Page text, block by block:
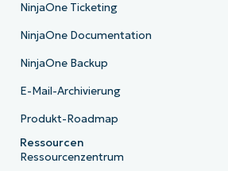
NinjaOne Ticketing
NinjaOne Documentation
NinjaOne Backup
E-Mail-Archivierung
Produkt-Roadmap
Ressourcen
Ressourcenzentrum